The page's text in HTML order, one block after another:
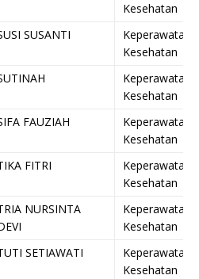
Kesehatan
SUSANTI
Keperawatan
Kesehatan
Keperawatan
Kesehatan
FAUZIAH
Keperawatan
Kesehatan
FITRI
Keperawatan
Kesehatan
NURSINTA
Keperawatan
Kesehatan
SETIAWATI
Keperawatan
Kesehatan